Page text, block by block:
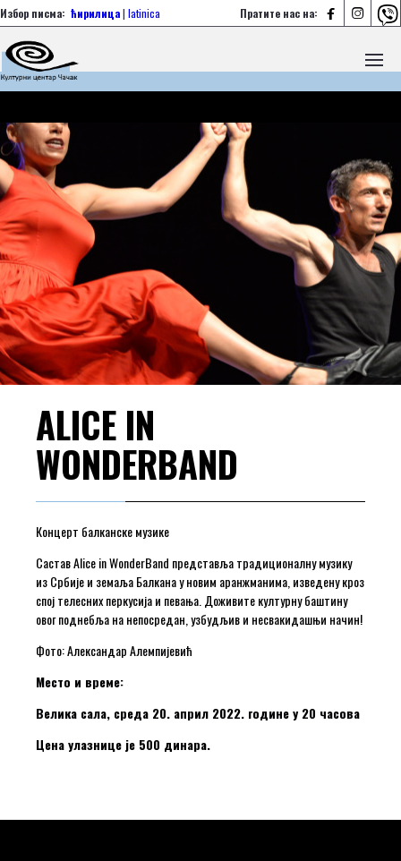
Пратите нас на:   
Избор писма: ћирилица| latinica
ALICE IN
WONDERBAND
Концерт балканске музике
Састав Alice in WonderBand представља традиционалну музику
из Србије и земаља Балкана у новим аранжманима, изведену кроз
спој телесних перкусија и певања. Доживите културну баштину
овог поднебља на непосредан, узбудљив и несвакидашњи начин!
Фото: Александар Алемпијевић
Место и време:
Велика сала, среда 20. април 2022. године у 20 часова
Цена улазнице је 500 динара.